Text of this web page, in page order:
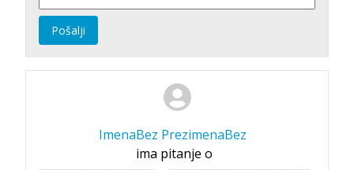
Pošalji
ImenaBez PrezimenaBez
ima pitanje o